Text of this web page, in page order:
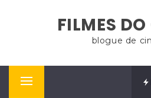
FILMES
blogue de
Primary